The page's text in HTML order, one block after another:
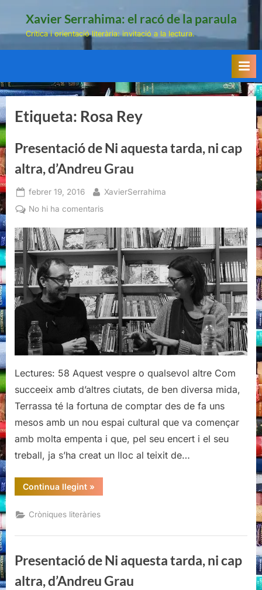
Xavier Serrahima: el racó de la paraula
Crítica i orientació literària: invitació a la lectura.
Etiqueta: Rosa Rey
Presentació de Ni aquesta tarda, ni cap
altra, d’Andreu Grau
Posted
on
febrer 19, 2016 By
XavierSerrahima
No hi ha comentarisa
de
Ni
aquesta
tarda,
ni
cap
altra,
d’Andreu
Grau
Lectures: 58 Aquest vespre o qualsevol altre Com
succeeix amb d’altres ciutats, de ben diversa mida,
Terrassa té la fortuna de comptar des de fa uns
mesos amb un nou espai cultural que va començar
amb molta empenta i que, pel seu encert i el seu
treball, ja s’ha creat un lloc al teixit de…
Continua llegint“Presentació
de
aquesta
tarda,
cap
Grau”
»
Cròniques literàries
Presentació de Ni aquesta tarda, ni cap
altra, d’Andreu Grau